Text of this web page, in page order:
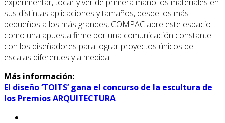
sus distintas aplicaciones y tamaños, desde los más
pequeños a los más grandes, COMPAC abre este espacio
como una apuesta firme por una comunicación constante
con los diseñadores para lograr proyectos únicos de
escalas diferentes y a medida.
Más información:
El diseño ‘TOITS’ gana el concurso de la escultura de
los Premios ARQUITECTURA